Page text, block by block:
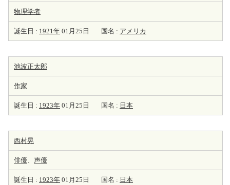
物理学者
誕生日 : 1921年 01月25日 国名 : アメリカ
池波正太郎
作家
誕生日 : 1923年 01月25日 国名 : 日本
西村晃
俳優、 声優
誕生日 : 1923年 01月25日 国名 : 日本